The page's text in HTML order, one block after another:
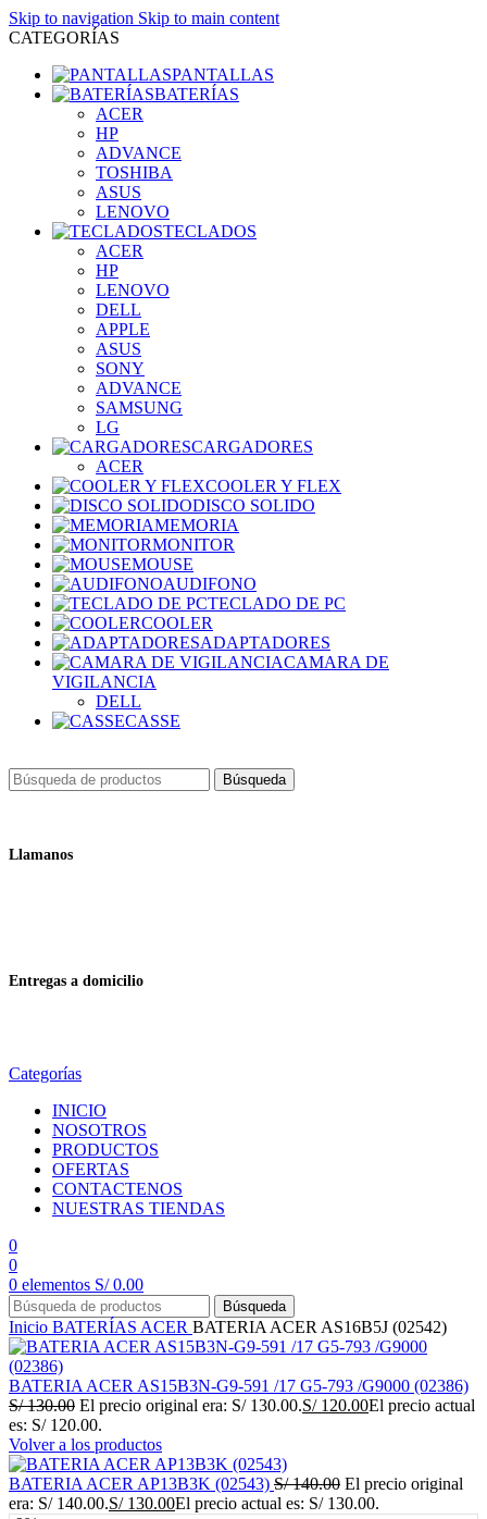
Skip to navigation Skip to main content
CATEGORÍAS
PANTALLAS
BATERÍAS
ACER
HP
ADVANCE
TOSHIBA
ASUS
LENOVO
TECLADOS
ACER
HP
LENOVO
DELL
APPLE
ASUS
SONY
ADVANCE
SAMSUNG
LG
CARGADORES
ACER
COOLER Y FLEX
DISCO SOLIDO
MEMORIA
MONITOR
MOUSE
AUDIFONO
TECLADO DE PC
COOLER
ADAPTADORES
CAMARA DE
VIGILANCIA
DELL
CASSE
Búsqueda
Llamanos
Entregas a domicilio
Categorías
INICIO
NOSOTROS
PRODUCTOS
OFERTAS
CONTACTENOS
NUESTRAS TIENDAS
0
0
0 elementos S/0.00
Búsqueda
Inicio BATERÍAS ACER BATERIA ACER AS16B5J (02542)
BATERIA ACER AS15B3N-G9-591 /17 G5-793 /G9000 (02386)
S/130.00 El precio original era: S/ 130.00.S/120.00El precio actual
es: S/ 120.00.
Volver a los productos
BATERIA ACER AP13B3K (02543) S/140.00 El precio original
era: S/ 140.00.S/130.00El precio actual es: S/ 130.00.